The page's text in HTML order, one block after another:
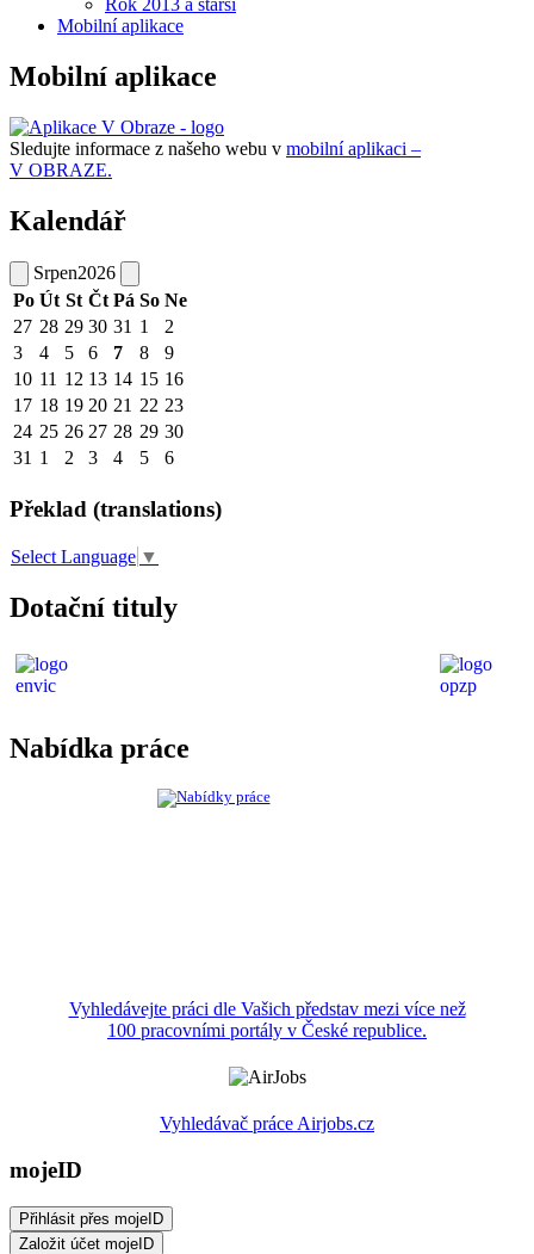
Rok 2013 a starší
Mobilní aplikace
Mobilní aplikace
Sledujte informace z našeho webu v mobilní aplikaci –
V OBRAZE.
Kalendář
Srpen2026
Po Út St Čt Pá So Ne
27 28 29 30 31 1
2
3
4 5 6 7 8
9
10 11 12 13 14 15 16
17 18 19 20 21 22 23
24 25 26 27 28 29 30
31 1 2 3 4 5 6
Překlad (translations)
Select Language ▼
Dotační tituly
Nabídka práce
Vyhledávejte práci dle Vašich představ mezi více než
100 pracovními portály v České republice.
Vyhledávač práce Airjobs.cz
mojeID